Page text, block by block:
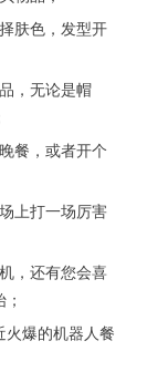
肤色，发型开
，无论是帽
餐，或者开个
上打一场厉害
，还有您会喜
火爆的机器人餐